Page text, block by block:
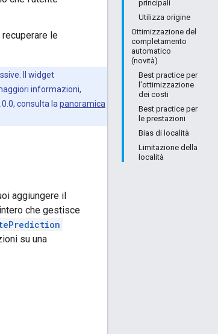
principali
Utilizza origine
Ottimizzazione del
completamento
automatico
(novità)
Best practice per
l'ottimizzazione
dei costi
Best practice per
le prestazioni
Bias di località
Limitazione della
località
le
Il widget
informazioni,
consulta la panoramica
aggiungere il
che gestisce
su una